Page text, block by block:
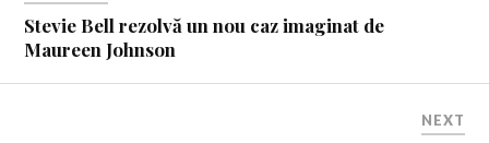
Stevie Bell rezolvă un nou caz imaginat de
Maureen Johnson
NEXT